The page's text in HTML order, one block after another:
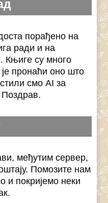
порађено на
ради и на
Књиге су много
пронаћи оно што
смо AI за
међутим сервер,
Помозите нам
и покријемо неки